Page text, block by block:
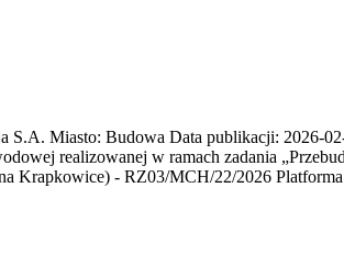
Miasto: Budowa Data publikacji: 2026-
realizowanej w ramach zadania
Krapkowice) - RZ03/MCH/22/2026